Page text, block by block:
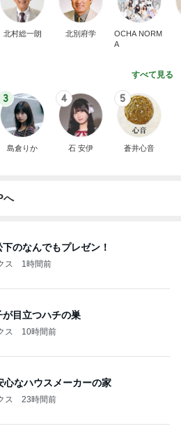
北村総一朗 北別府学
OCHA NORM
A
すべて見る
3
島倉りか
4
石 安伊
5
蒼井心音
へ
のなんでもプレゼン！
ス 1時間前
目立つハチの巣
ス 10時間前
心なハウスメーカーの家
ス 23時間前